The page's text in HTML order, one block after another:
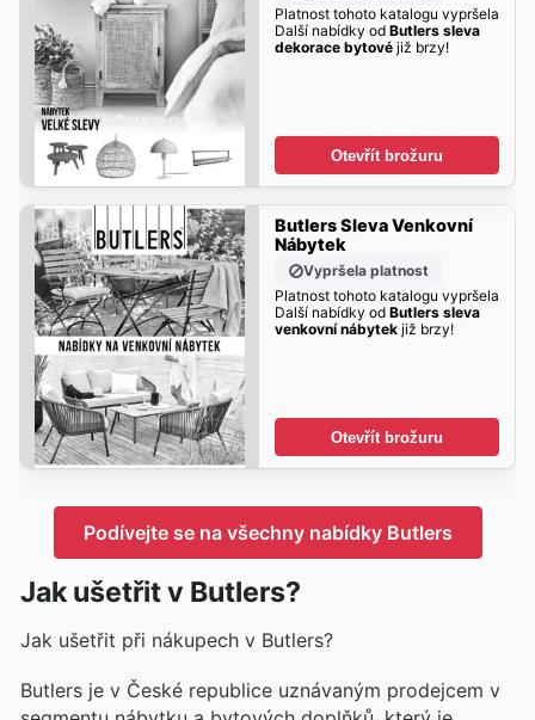
Platnost tohoto katalogu vypršela
Další nabídky od Butlers sleva
dekorace bytovéjiž brzy!
Otevřít brožuru
Butlers Sleva Venkovní
Nábytek
Vypršela platnost
Platnost tohoto katalogu vypršela
Další nabídky od Butlers sleva
venkovní nábytekjiž brzy!
Otevřít brožuru
Podívejte se na všechny nabídky Butlers
Jak ušetřit v Butlers?
Jak ušetřit při nákupech v Butlers?
Butlers je v České republice uznávaným prodejcem v